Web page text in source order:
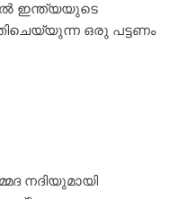
ഇന്ത്യയുടെ
ഒരു പട്ടണം
നദിയുമായി